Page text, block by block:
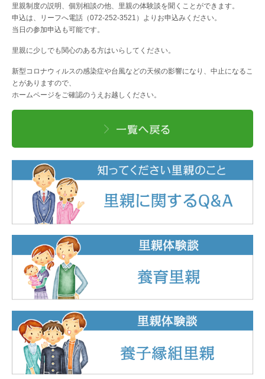
里親制度の説明、個別相談の他、里親の体験談を聞くことができます。
申込は、リーフへ電話（072-252-3521）よりお申込みください。
当日の参加申込も可能です。
里親に少しでも関心のある方はいらしてください。
新型コロナウィルスの感染症や台風などの天候の影響になり、中止になるこ
とがありますので、
ホームページをご確認のうえお越しください。
相談先一覧
問い合わせ・申し込み